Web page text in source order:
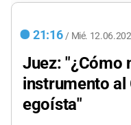
21:16 / Mié.
Juez: "¿Cómo
instrumento al
egoísta"